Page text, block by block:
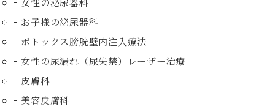
お子様の泌尿器科
ボトックス膀胱壁内注入療法
女性の尿漏れ（尿失禁）
レーザー治療
皮膚科
美容皮膚科